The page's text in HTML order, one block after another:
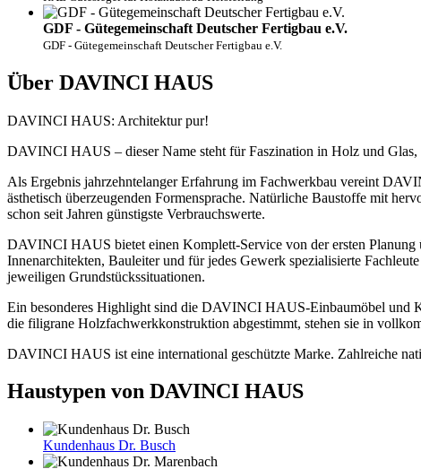
GDF - Gütegemeinschaft Deutscher Fertigbau e.V.
GDF - Gütegemeinschaft Deutscher Fertigbau e.V.
Über DAVINCI HAUS
DAVINCI HAUS: Architektur pur!
DAVINCI HAUS – dieser Name steht für Faszination in Holz und
Als Ergebnis jahrzehntelanger Erfahrung im Fachwerkbau vereint
ästhetisch überzeugenden Formensprache. Natürliche Baustoffe mit
schon seit Jahren günstigste Verbrauchswerte.
DAVINCI HAUS bietet einen Komplett-Service von der ersten Planung
Innenarchitekten, Bauleiter und für jedes Gewerk spezialisierte
jeweiligen Grundstückssituationen.
Ein besonderes Highlight sind die DAVINCI HAUS-Einbaumöbel und
die filigrane Holzfachwerkkonstruktion abgestimmt, stehen sie in
DAVINCI HAUS ist eine international geschützte Marke. Zahlreiche
Haustypen von DAVINCI HAUS
Kundenhaus Dr. Busch